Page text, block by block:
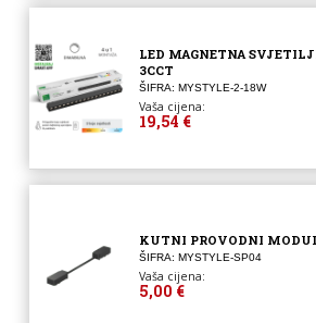
LED MAGNETNA
3CCT
ŠIFRA: MYSTYLE-2-18W
Vaša cijena:
19,54 €
KUTNI PROVODNI
ŠIFRA: MYSTYLE-SP04
Vaša cijena:
5,00 €